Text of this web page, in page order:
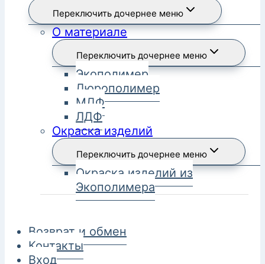
Переключить дочернее меню
О материале
Переключить дочернее меню
Экополимер
Дюрополимер
МДФ
ЛДФ
Окраска изделий
Переключить дочернее меню
Окраска изделий из
Экополимера
Возврат и обмен
Контакты
Вход